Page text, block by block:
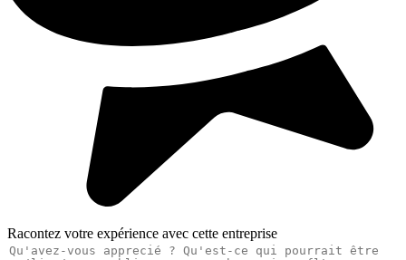
Racontez votre expérience avec cette entreprise